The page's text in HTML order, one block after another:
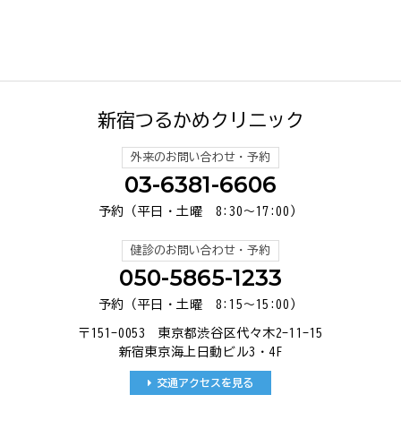
新宿つるかめクリニック
外来のお問い合わせ・予約
03-6381-6606
予約（平日・土曜 8:30～17:00）
健診のお問い合わせ・予約
050-5865-1233
予約（平日・土曜 8:15～15:00）
〒151-0053 東京都渋谷区代々木2-11-15
新宿東京海上日動ビル3・4F
交通アクセスを見る